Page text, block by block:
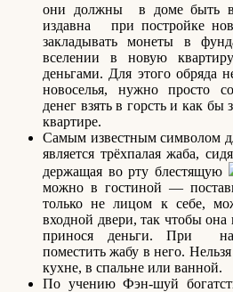
они должны в доме быть
издавна при постройке
закладывать монеты в
вселении в новую
деньгами. Для этого обряда
новоселья, нужно просто
денег взять в горсть и как бы
квартире.
Самым известным символом
является трёхпалая жаба,
держащая во рту блестящую
можно в гостиной —
только не лицом к себе,
входной двери, так чтобы
принося деньги. При
поместить жабу в него.
кухне, в спальне или ванной.
По учению Фэн-шуй